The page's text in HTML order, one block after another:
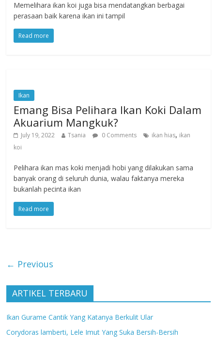
Memelihara ikan koi juga bisa mendatangkan berbagai
perasaan baik karena ikan ini tampil
Read more
Ikan
Emang Bisa Pelihara Ikan Koki Dalam
Akuarium Mangkuk?
July 19, 2022 Tsania 0 Comments ikan hias, ikan
koi
Pelihara ikan mas koki menjadi hobi yang dilakukan sama
banyak orang di seluruh dunia, walau faktanya mereka
bukanlah pecinta ikan
Read more
← Previous
ARTIKEL TERBARU
Ikan Gurame Cantik Yang Katanya Berkulit Ular
Corydoras lamberti, Lele Imut Yang Suka Bersih-Bersih